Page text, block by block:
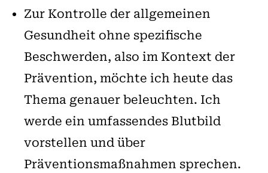
Zur Kontrolle der allgemeinen
Gesundheit ohne spezifische
Beschwerden, also im Kontext der
Prävention, möchte ich heute das
Thema genauer beleuchten. Ich
werde ein umfassendes Blutbild
vorstellen und über
Präventionsmaßnahmen sprechen.